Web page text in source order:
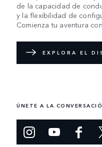
de la capacidad de
y la flexibilidad de
Comienza tu aventura
EXPLORA EL
ÚNETE A LA